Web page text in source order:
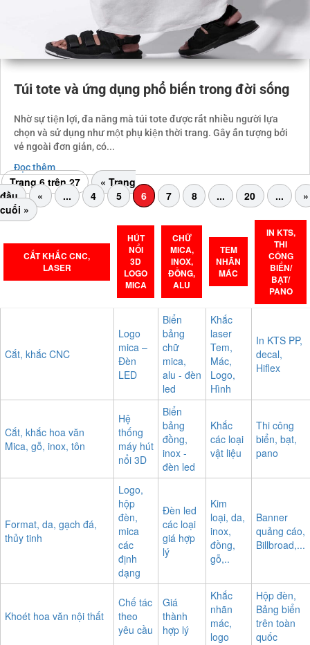
Túi tote và ứng dụng phổ biến trong đời sống
Nhờ sự tiện lợi, đa năng mà túi tote được rất nhiều người lựa
chọn và sử dụng như một phụ kiện thời trang. Gây ấn tượng bởi
vẻ ngoài đơn giản, có...
Đọc thêm
Trang 6 trên 27
« Trang
đầu
« ... 4 5 6 7 8 ... 20 ...
»
cuối »
CẮT KHẮC CNC,
LASER
HÚT
NỔI
3D
LOGO
MICA
CHỮ
MICA,
INOX,
ĐỒNG,
ALU
TEM
NHÃN
MÁC
IN KTS,
THI
CÔNG
BIỂN/
BẠT/
PANO
Cắt, khắc CNC
Logo
mica –
Đèn
LED
Biển
bảng
chữ
mica,
alu - đèn
led
Khắc
laser
Tem,
Mác,
Logo,
Hình
In KTS PP,
decal,
Hiflex
Cắt, khắc hoa văn
Mica, gỗ, inox, tôn
Hệ
thống
máy hút
nổi 3D
Biển
bảng
đồng,
inox -
đèn led
Khắc
các loại
vật liệu
Thi công
biển, bạt,
pano
Format, da, gạch đá,
thủy tinh
Logo,
hộp
đèn,
mica
các
định
dạng
Đèn led
các loại
giá hợp
lý
Kim
loại, da,
inox,
đồng,
gỗ,..
Banner
quảng cáo,
Billbroad,...
Khoét hoa văn nội thất
Chế tác
theo
yêu cầu
Giá
thành
hợp lý
Khắc
nhãn
mác,
logo
Hộp đèn,
Bảng biển
trên toàn
quốc